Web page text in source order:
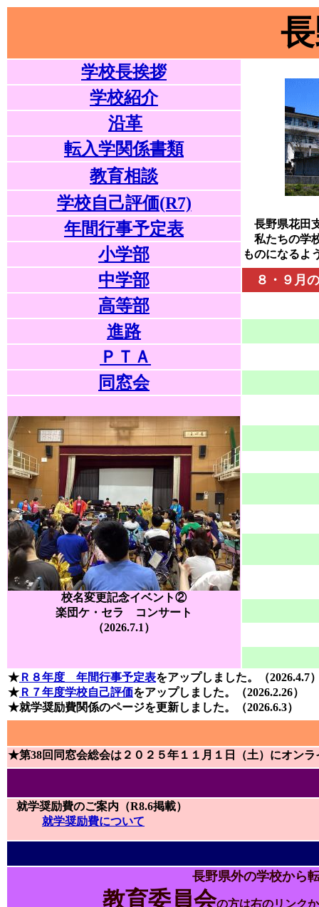
学校長挨拶
学校紹介
沿革
転入学関係書類
教育相談
学校自己評価(R7)
年間行事予定表
長野県花田
私たちの学
ものになるよ
小学部
中学部
８・９月
高等部
進路
ＰＴＡ
同窓会
校名変更記念イベント②
楽団ケ・セラ コンサート
（2026.7.1）
★ Ｒ８年度 年間行事予定表をアップしました。
（2026.4.7
★ Ｒ７年度学校自己評価をアップしました。（2026.2.26）
★就学奨励費関係のページを更新しました。（2026.6.3）
★第38回同窓会総会は２０２５年１１月１日（土）にオン
就学奨励費のご案内 （R8.6掲載）
就学奨励費について
長野県外の学校から
教育委員会の方は右のリンク